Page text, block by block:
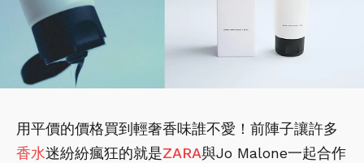
用平價的價格買到輕奢香味誰不愛！前陣子讓許多
香水迷紛紛瘋狂的就是ZARA與Jo Malone一起合作